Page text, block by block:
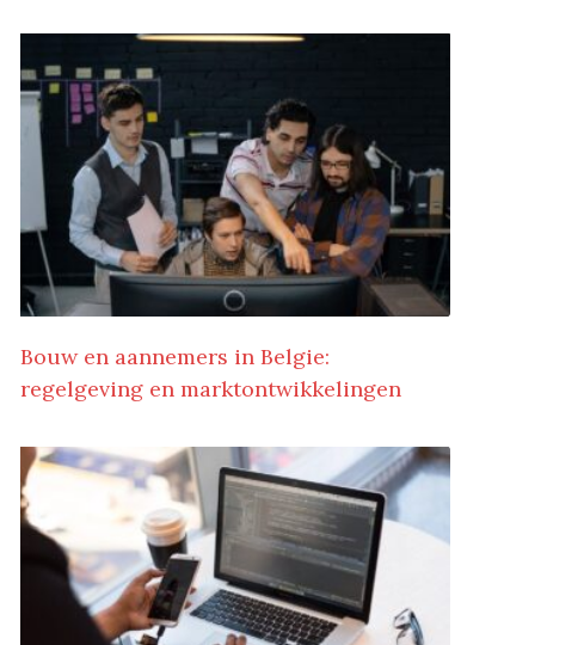
Bouw en aannemers in Belgie:
regelgeving en marktontwikkelingen